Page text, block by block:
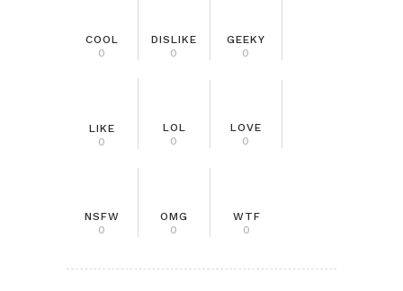
COOL
0
DISLIKE
0
GEEKY
0
LIKE
0
LOL
0
LOVE
0
NSFW
0
OMG
0
WTF
0